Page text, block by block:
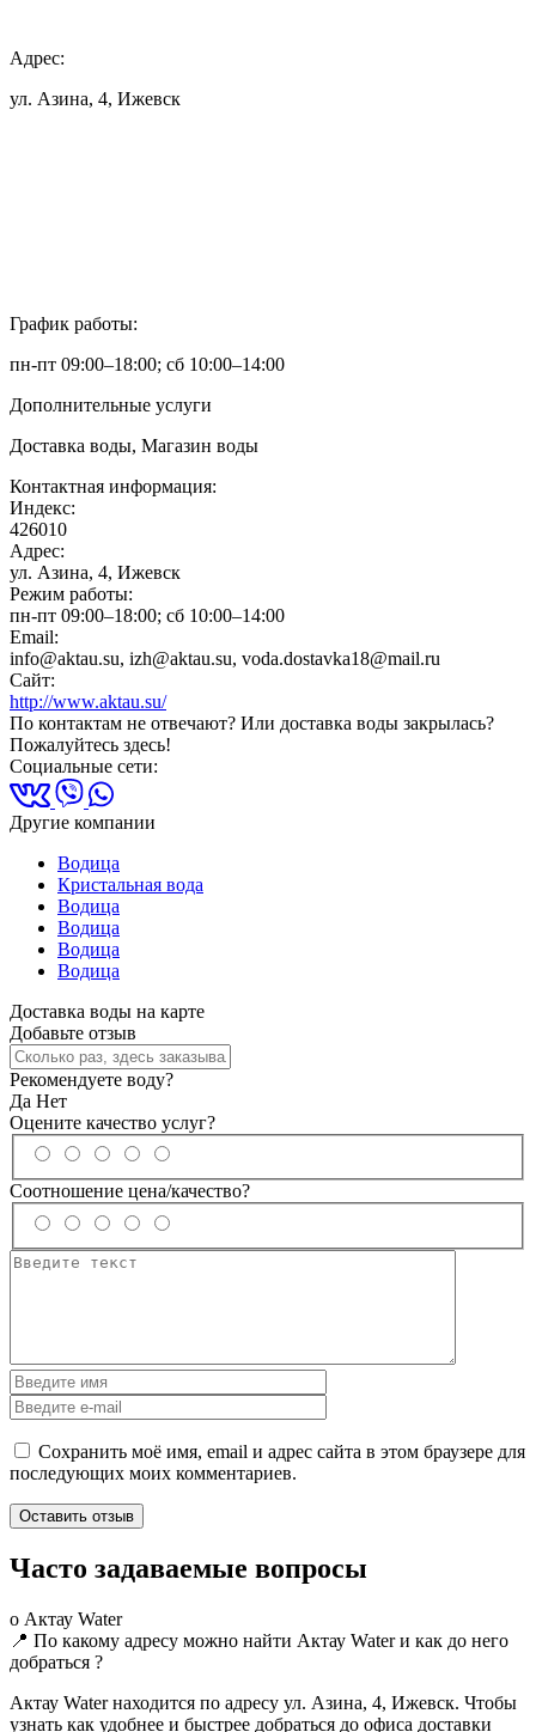
Адрес:
ул. Азина, 4, Ижевск
График работы:
пн-пт 09:00–18:00; сб 10:00–14:00
Дополнительные услуги
Доставка воды, Магазин воды
Контактная информация:
Индекс:
426010
Адрес:
ул. Азина, 4, Ижевск
Режим работы:
пн-пт 09:00–18:00; сб 10:00–14:00
Email:
info@aktau.su, izh@aktau.su, voda.dostavka18@mail.ru
Сайт:
http://www.aktau.su/
По контактам не отвечают? Или доставка воды закрылась?
Пожалуйтесь здесь!
Социальные сети:
Другие компании
Водица
Кристальная вода
Водица
Водица
Водица
Водица
Доставка воды на карте
Добавьте отзыв
Рекомендуете воду?
Да Нет
Оцените качество услуг?
Соотношение цена/качество?
Сохранить моё имя, email и адрес сайта в этом браузере для
последующих моих комментариев.
Часто задаваемые вопросы
о Актау Water
📍 По какому адресу можно найти Актау Water и как до него
добраться ?
Актау Water находится по адресу ул. Азина, 4, Ижевск. Чтобы
узнать как удобнее и быстрее добраться до офиса доставки